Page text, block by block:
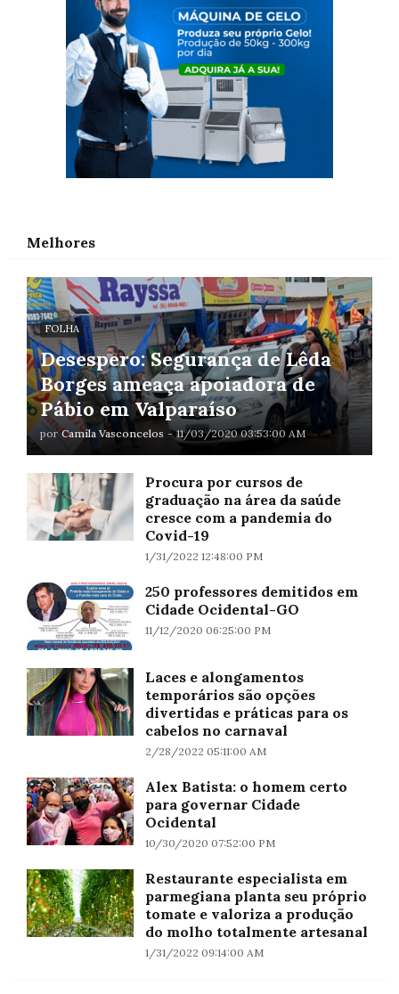
Melhores
FOLHA
Desespero: Segurança de Lêda
Borges ameaça apoiadora de
Pábio em Valparaíso
por Camila Vasconcelos - 11/03/2020 03:53:00 AM
Procura por cursos de
graduação na área da saúde
cresce com a pandemia do
Covid-19
1/31/2022 12:48:00 PM
250 professores demitidos em
Cidade Ocidental-GO
11/12/2020 06:25:00 PM
Laces e alongamentos
temporários são opções
divertidas e práticas para os
cabelos no carnaval
2/28/2022 05:11:00 AM
Alex Batista: o homem certo
para governar Cidade
Ocidental
10/30/2020 07:52:00 PM
Restaurante especialista em
parmegiana planta seu próprio
tomate e valoriza a produção
do molho totalmente artesanal
1/31/2022 09:14:00 AM